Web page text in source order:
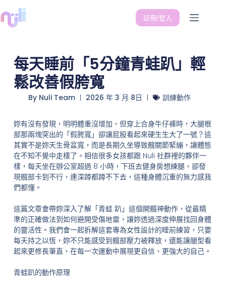
註冊/登入
每天睡前「5分鐘青蛙趴」輕
鬆改善假胯寬
ByNuli Team 2026 年 3 月 8日 訓練動作
妳有沒有發現，明明體重沒增加，但穿上合身牛仔褲時，大腿根
部那兩塊突出的「假胯寬」卻讓屁股看起來硬生生大了一號？這
其實不是妳天生骨盆寬，而是長期久坐導致髖關節緊繃，讓體態
在不知不覺中走樣了。相信很多女孩都跟 Nuli 社群裡的夥伴一
樣，每天坐在辦公室超過 8 小時，下班去健身房想練腿，卻發
現髖部卡到不行，連深蹲都蹲不下去，這種身體沉重的無力感我
們都懂。
這篇文章會帶妳深入了解「青蛙 趴」這個開髖神動作，從最精
準的正確做法到如何避開受傷地雷，讓妳透過深度伸展找回身體
的靈活性。我們會一起拆解這套專為女性設計的睡前練習，只要
每天持之以恆，妳不只能感受到髖部壓力被釋放，還能讓腿型看
起來更修長筆直，在每一次運動中展現更自信、更強大的自己。
青蛙趴的動作原理